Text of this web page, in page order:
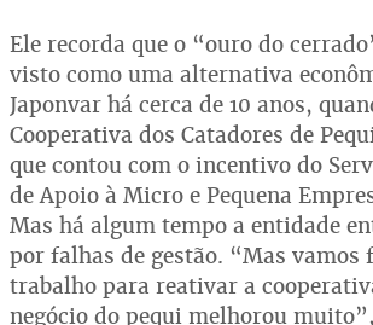
Ele recorda que o “ouro do
visto como uma alternativa
Japonvar há cerca de 10 anos,
Cooperativa dos Catadores de
que contou com o incentivo do
de Apoio à Micro e Pequena
Mas há algum tempo a entidade
por falhas de gestão. “Mas vamos
trabalho para reativar a
negócio do pequi melhorou